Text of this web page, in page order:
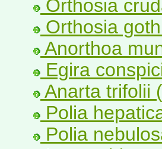
Orthosia
Orthosia
Anorthoa
Egira
Anarta trifolii
Polia
Polia